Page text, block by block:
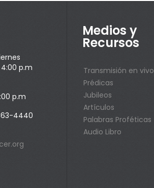
p.m
p.m
4440
Medios y
Recursos
Transmisión en vivo
Prédicas
Jubileos
Artículos
Palabras Proféticas
Audio Libro